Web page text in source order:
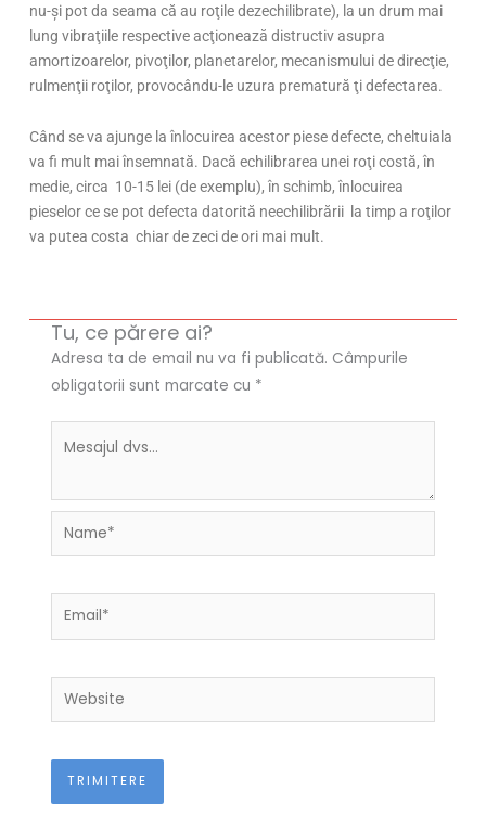
nu-şi pot da seama că au roţile dezechilibrate), la un drum mai
lung vibraţiile respective acţionează distructiv asupra
amortizoarelor, pivoţilor, planetarelor, mecanismului de direcţie,
rulmenţii roţilor, provocându-le uzura prematură ţi defectarea.
Când se va ajunge la înlocuirea acestor piese defecte, cheltuiala
va fi mult mai însemnată. Dacă echilibrarea unei roţi costă, în
medie, circa 10-15 lei (de exemplu), în schimb, înlocuirea
pieselor ce se pot defecta datorită neechilibrării la timp a roţilor
va putea costa chiar de zeci de ori mai mult.
Tu, ce părere ai?
Adresa ta de email nu va fi publicată. Câmpurile
obligatorii sunt marcate cu *
Name*
Email*
Website